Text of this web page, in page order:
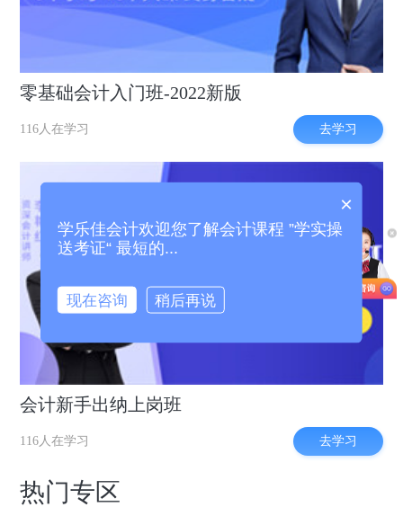
零基础会计入门班-2022新版
116人在学习 去学习
会计新手出纳上岗班
116人在学习 去学习
热门专区
×
学乐佳会计欢迎您了解会计课程 ”学实操
送考证“ 最短的...
现在咨询 稍后再说